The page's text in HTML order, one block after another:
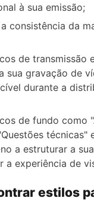
à sua emissão;
consistência da
de transmissão
sua gravação de
durante a
de fundo como
técnicas"
a estruturar a
a experiência de
estilos